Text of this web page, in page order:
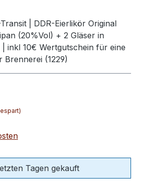
| DDR-Eierlikör Original
(20%Vol) + 2 Gläser in
inkl 10€ Wertgutschein für eine
(1229)
Tagen gekauft